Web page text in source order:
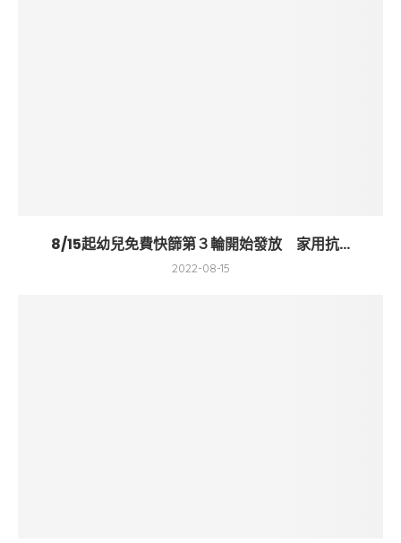
8/15起幼兒免費快篩第３輪開始發放 家用抗...
2022-08-15